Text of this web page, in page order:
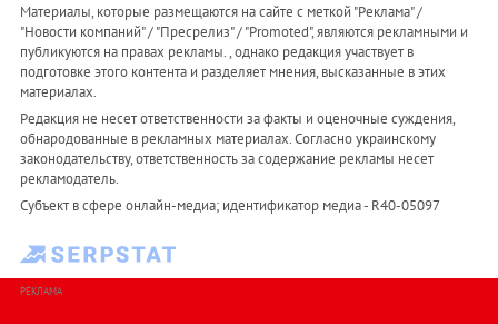
Материалы, которые размещаются на сайте с меткой "Реклама" /
"Новости компаний" / "Пресрелиз" / "Promoted", являются рекламными и
публикуются на правах рекламы. , однако редакция участвует в
подготовке этого контента и разделяет мнения, высказанные в этих
материалах.
Редакция не несет ответственности за факты и оценочные суждения,
обнародованные в рекламных материалах. Согласно украинскому
законодательству, ответственность за содержание рекламы несет
рекламодатель.
Субъект в сфере онлайн-медиа; идентификатор медиа - R40-05097
РЕКЛАМА